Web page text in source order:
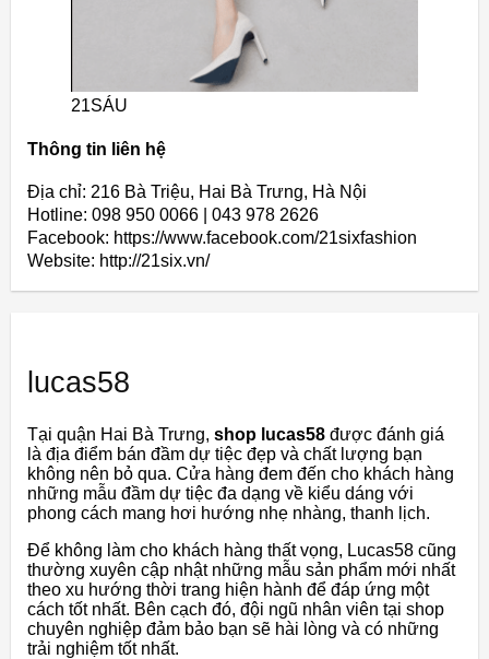
21SÁU
Thông tin liên hệ
Địa chỉ: 216 Bà Triệu, Hai Bà Trưng, Hà Nội
Hotline: 098 950 0066 | 043 978 2626
Facebook: https://www.facebook.com/21sixfashion
Website: http://21six.vn/
lucas58
Tại quận Hai Bà Trưng, shop lucas58 được đánh giá
là địa điểm bán đầm dự tiệc đẹp và chất lượng bạn
không nên bỏ qua. Cửa hàng đem đến cho khách hàng
những mẫu đầm dự tiệc đa dạng về kiểu dáng với
phong cách mang hơi hướng nhẹ nhàng, thanh lịch.
Để không làm cho khách hàng thất vọng, Lucas58 cũng
thường xuyên cập nhật những mẫu sản phẩm mới nhất
theo xu hướng thời trang hiện hành để đáp ứng một
cách tốt nhất. Bên cạch đó, đội ngũ nhân viên tại shop
chuyên nghiệp đảm bảo bạn sẽ hài lòng và có những
trải nghiệm tốt nhất.